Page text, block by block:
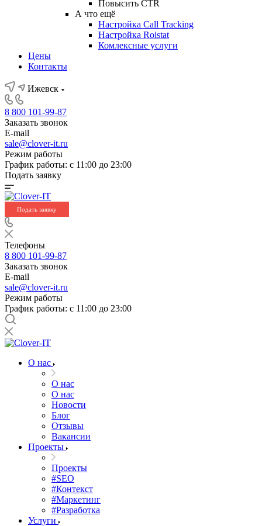
Повысить CTR
А что ещё
Настройка Call Tracking
Настройка Roistat
Комлексные услуги
Цены
Контакты
Ижевск
8 800 101-99-87
Заказать звонок
E-mail
sale@clover-it.ru
Режим работы
График работы: с 11:00 до 23:00
Подать заявку
Подать заявку
Телефоны
8 800 101-99-87
Заказать звонок
E-mail
sale@clover-it.ru
Режим работы
График работы: с 11:00 до 23:00
О нас
О нас
О нас
Новости
Блог
Отзывы
Вакансии
Проекты
Проекты
#SEO
#Контекст
#Маркетинг
#Разработка
Услуги